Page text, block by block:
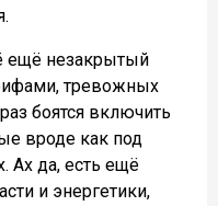
ещё незакрытый
тревожных
боятся включить
вроде как под
Ах да, есть ещё
и энергетики,